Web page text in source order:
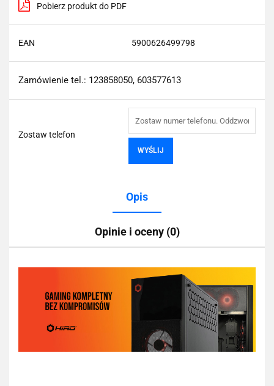
Pobierz produkt do PDF
EAN 5900626499798
Zamówienie tel.: 123858050, 603577613
Zostaw telefon
WYŚLIJ
Opis
Opinie i oceny (0)